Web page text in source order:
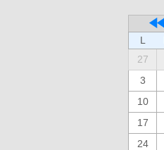
L
27
3
10
17
24